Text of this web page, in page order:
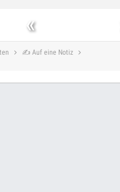
«
✍ Auf eine Notiz